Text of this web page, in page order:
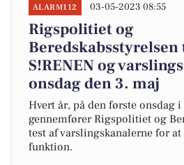
ALARM112 03-05-2023 08:55
Rigspolitiet og
Beredskabsstyrelsen
S!RENEN og
onsdag den 3. maj
Hvert år, på den første onsdag
gennemfører Rigspolitiet og
test af varslingskanalerne for at
funktion.